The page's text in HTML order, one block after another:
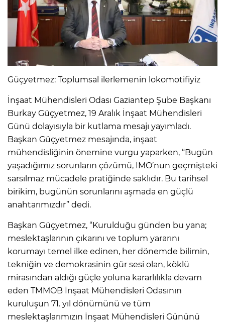
Güçyetmez: Toplumsal ilerlemenin lokomotifiyiz
İnşaat Mühendisleri Odası Gaziantep Şube Başkanı
Burkay Güçyetmez, 19 Aralık İnşaat Mühendisleri
Günü dolayısıyla bir kutlama mesajı yayımladı.
Başkan Güçyetmez mesajında, inşaat
mühendisliğinin önemine vurgu yaparken, “Bugün
yaşadığımız sorunların çözümü, İMO’nun geçmişteki
sarsılmaz mücadele pratiğinde saklıdır. Bu tarihsel
birikim, bugünün sorunlarını aşmada en güçlü
anahtarımızdır” dedi.
Başkan Güçyetmez, “Kurulduğu günden bu yana;
meslektaşlarının çıkarını ve toplum yararını
korumayı temel ilke edinen, her dönemde bilimin,
tekniğin ve demokrasinin gür sesi olan, köklü
mirasından aldığı güçle yoluna kararlılıkla devam
eden TMMOB İnşaat Mühendisleri Odasının
kuruluşun 71. yıl dönümünü ve tüm
meslektaşlarımızın İnşaat Mühendisleri Gününü